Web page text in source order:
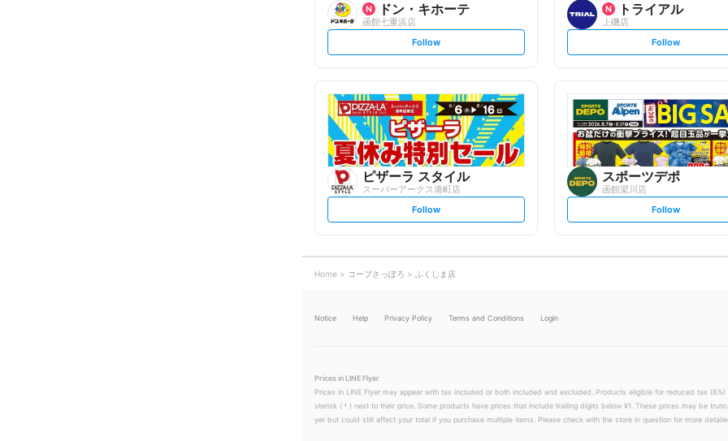
ドン・キホーテ
函館七重浜店
s
t
l
o
w
Follow
トライアル
上磯店
s
t
o
w
Follow
ピザーラ スタイル
スーパーアークス港町店
s
t
w
Follow
スポーツデポ
函館梁川店
s
t
Follow
Home コープさっぽろ ふくしま店
Notice Help Privacy Policy Terms and Conditions Login
Prices in LINE Flyer
Prices in LINE Flyer may appear with tax included or both included and excluded. Products eligible for reduced tax (8%)
sterisk (＊) next to their price. Some products have prices that include trailing digits below ¥1. These prices may be
yer but could still affect your total if you purchase multiple items. Please check with the store in question for more